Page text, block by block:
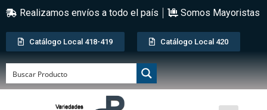
Realizamos envíos a todo el país Somos Mayoristas
Catálogo Local 418-419 Catálogo Local 420